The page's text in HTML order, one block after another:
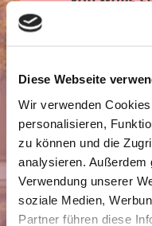
Diese Webseite
Wir verwenden
personalisieren,
zu können und die
analysieren. Außerdem
Verwendung unserer
soziale Medien,
Partner führen diese
HAS COME
Over the past
has been taken
it was sold to
Street
space in